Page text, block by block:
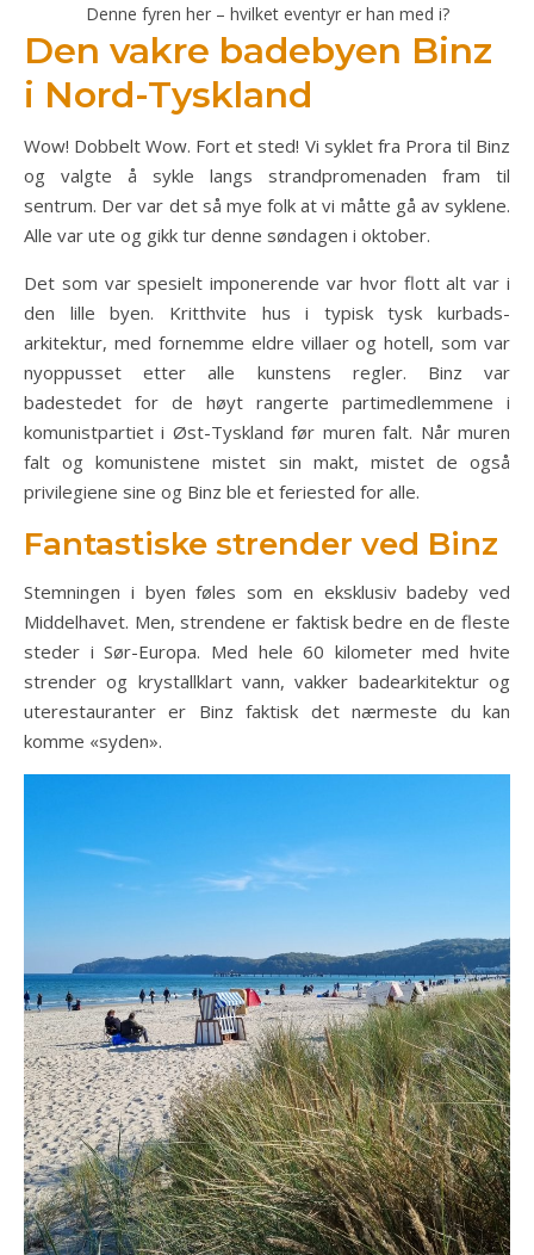
Denne fyren her – hvilket eventyr er han med i?
Den vakre badebyen Binz
i Nord-Tyskland
Wow! Dobbelt Wow. Fort et sted! Vi syklet fra Prora til Binz
og valgte å sykle langs strandpromenaden fram til
sentrum. Der var det så mye folk at vi måtte gå av syklene.
Alle var ute og gikk tur denne søndagen i oktober.
Det som var spesielt imponerende var hvor flott alt var i
den lille byen. Kritthvite hus i typisk tysk kurbads-
arkitektur, med fornemme eldre villaer og hotell, som var
nyoppusset etter alle kunstens regler. Binz var
badestedet for de høyt rangerte partimedlemmene i
komunistpartiet i Øst-Tyskland før muren falt. Når muren
falt og komunistene mistet sin makt, mistet de også
privilegiene sine og Binz ble et feriested for alle.
Fantastiske strender ved Binz
Stemningen i byen føles som en eksklusiv badeby ved
Middelhavet. Men, strendene er faktisk bedre en de fleste
steder i Sør-Europa. Med hele 60 kilometer med hvite
strender og krystallklart vann, vakker badearkitektur og
uterestauranter er Binz faktisk det nærmeste du kan
komme «syden».